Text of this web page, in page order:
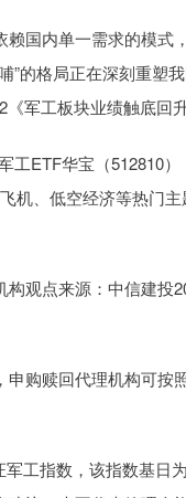
国内单一需求的模式
”的格局正在深刻重塑
军工板块业绩触底回
ETF华宝（512810）
机、低空经济等热门
点来源：中信建投
赎回代理机构可按
指数，该指数基日